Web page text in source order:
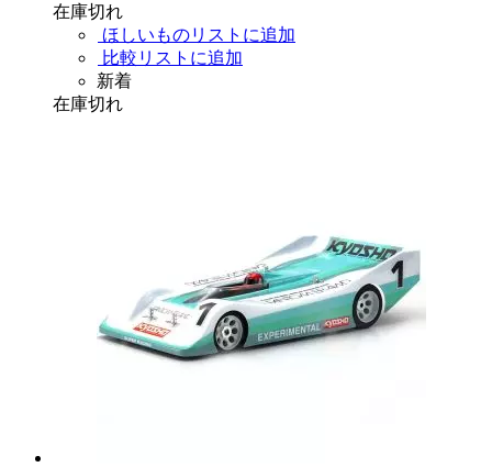
在庫切れ
ほしいものリストに追加
比較リストに追加
新着
在庫切れ